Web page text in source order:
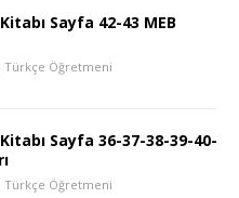
Sayfa 42-43 MEB
Türkçe Öğretmeni
Sayfa 36-37-38-39-40-
Türkçe Öğretmeni